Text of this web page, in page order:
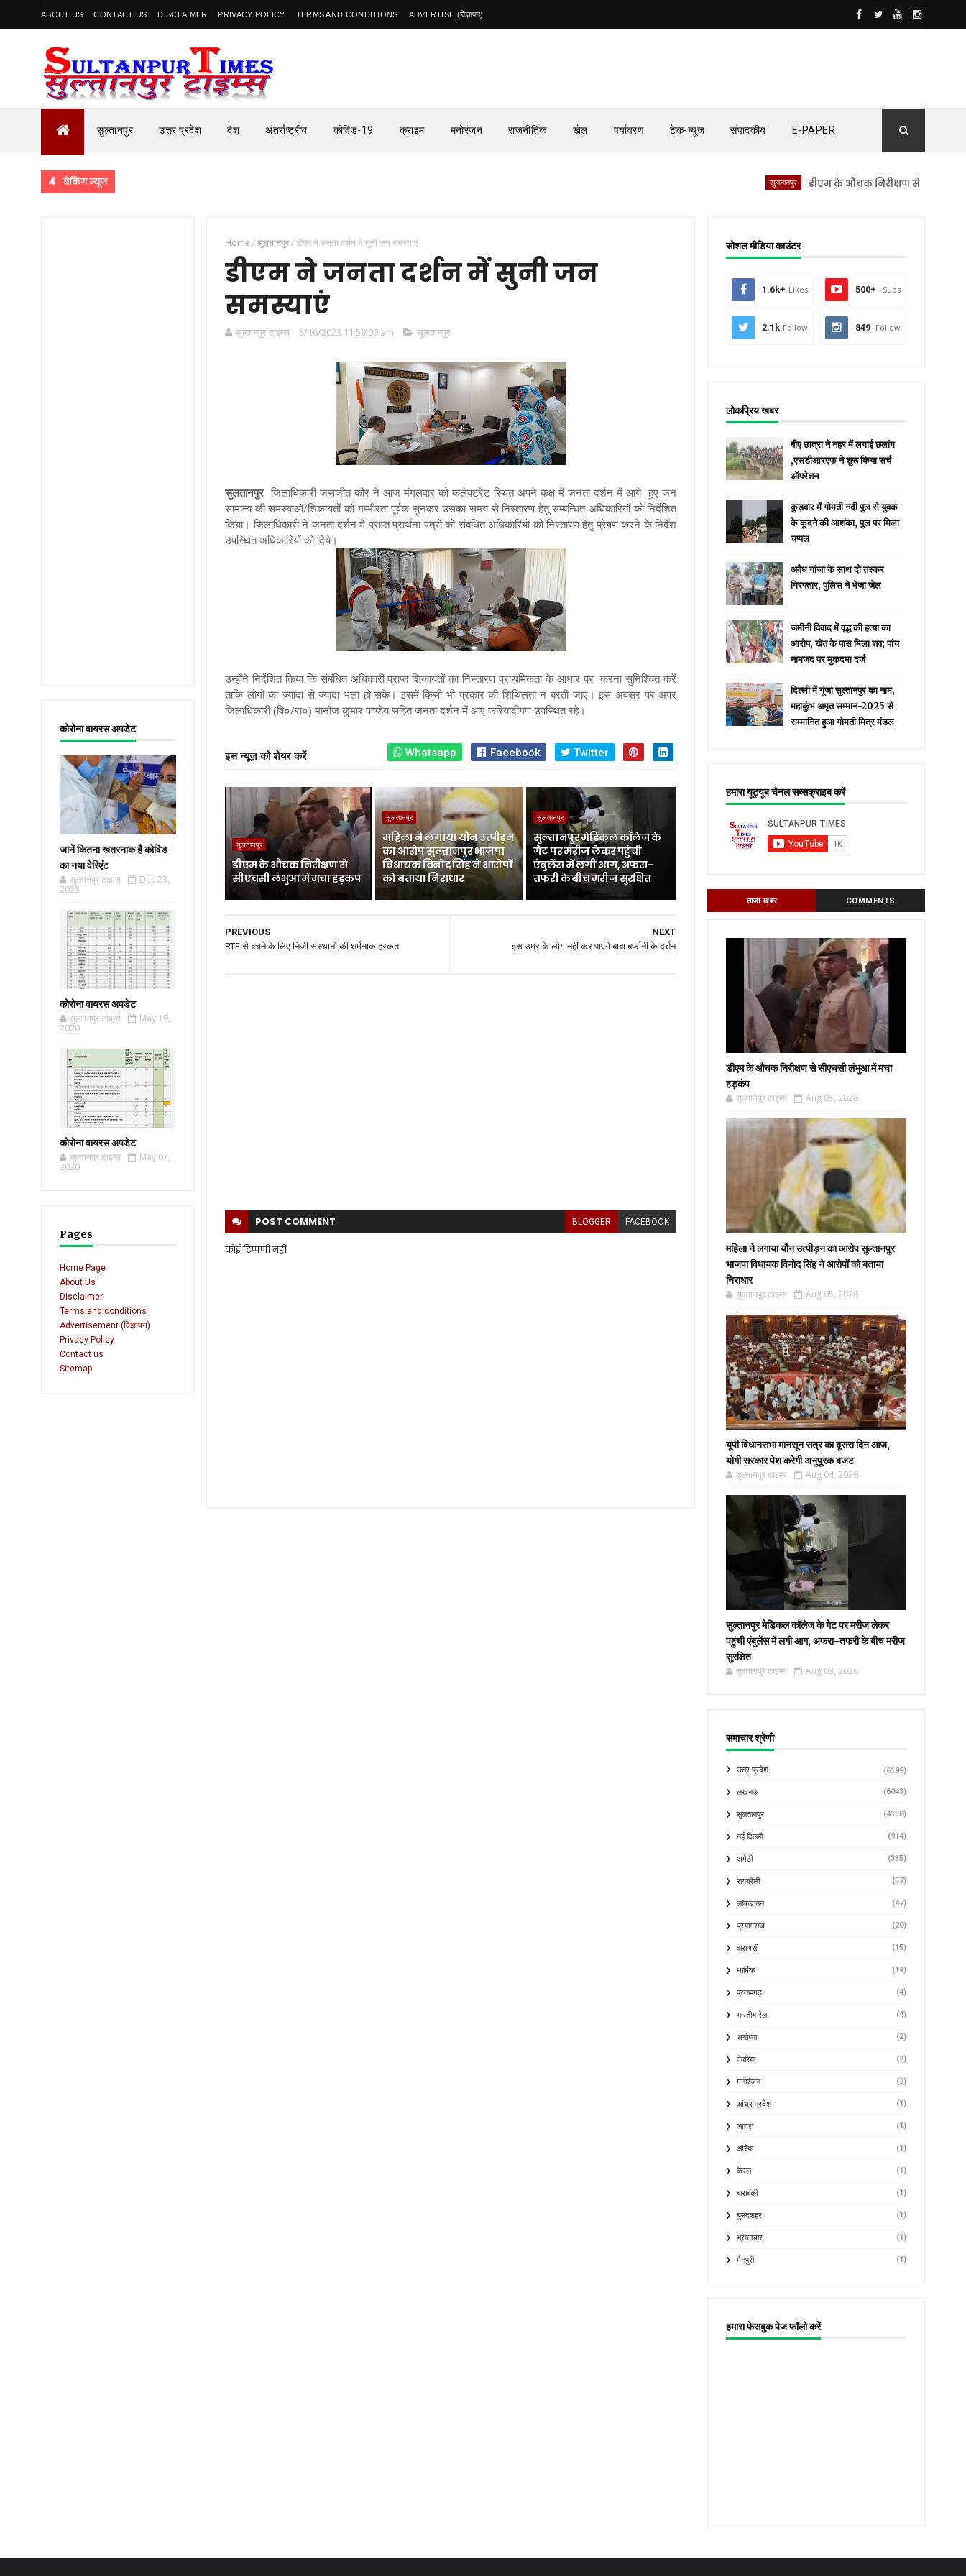
ABOUT US CONTACT US DISCLAIMER PRIVACY POLICY TERMS AND CONDITIONS ADVERTISE (विज्ञापन)
सुल्तानपुर उत्तर प्रदेश देश अंतर्राष्ट्रीय कोविड-19 क्राइम मनोरंजन राजनीतिक खेल पर्यावरण टेक-न्यूज संपादकीय E-PAPER
ब्रेकिंग न्यूज डीएम के औचक निरीक्षण से सीएचसी लंभुआ में
कोरोना वायरस अपडेट
जानें कितना खतरनाक है कोविड
का नया वेरिएंट
सुल्तानपुर टाइम्स
Dec 23,
2023
कोरोना वायरस अपडेट
सुल्तानपुर टाइम्स
May 19,
2020
कोरोना वायरस अपडेट
सुल्तानपुर टाइम्स
May 07,
2020
Pages
Home Page
About Us
Disclaimer
Terms and conditions
Advertisement (विज्ञापन)
Privacy Policy
Contact us
Sitemap
Home /सुलतानपुर/डीएम ने जनता दर्शन में सुनी जन समस्याएं
डीएम ने जनता दर्शन में सुनी जन
समस्याएं
सुल्तानपुर टाइम्स 5/16/2023 11:59:00 am सुलतानपुर
सुलतानपुरजिलाधिकारी जसजीत कौर ने आज मंगलवार को कलेक्ट्रेट स्थित अपने कक्ष में जनता दर्शन में आये हुए जन
सामान्य की समस्याओं/शिकायतों को गम्भीरता पूर्वक सुनकर उसका समय से निस्तारण हेतु सम्बन्धित अधिकारियों को निर्देशित
किया। जिलाधिकारी ने जनता दर्शन में प्राप्त प्रार्थना पत्रो को संबंधित अधिकारियों को निस्तारण हेतु प्रेषण करने के निर्देश
उपस्थित अधिकारियों को दिये।
उन्होंने निर्देशित किया कि संबंधित अधिकारी प्राप्त शिकायतों का निस्तारण प्राथमिकता के आधार पर करना सुनिश्चित करें
ताकि लोगों का ज्यादा से ज्यादा भला हो सके। इसमें किसी भी प्रकार की शिथिलता न बरती जाए। इस अवसर पर अपर
जिलाधिकारी (वि०/रा०) मानोज कुमार पाण्डेय सहित जनता दर्शन में आए फरियादीगण उपस्थित रहे।
इस न्यूज़ को शेयर करें Whatsapp Facebook Twitter
सुलतानपुर
डीएम के औचक निरीक्षण से
सीएचसी लंभुआ में मचा हड़कंप
सुलतानपुर
महिला ने लगाया यौन उत्पीड़न
का आरोप सुल्तानपुर भाजपा
विधायक विनोद सिंह ने आरोपों
को बताया निराधार
सुलतानपुर
सुल्तानपुर मेडिकल कॉलेज के
गेट पर मरीज लेकर पहुंची
एंबुलेंस में लगी आग, अफरा-
तफरी के बीच मरीज सुरक्षित
NEXT
इस उम्र के लोग नहीं कर पाएंगे बाबा बर्फानी के दर्शन
PREVIOUS
RTE से बचने के लिए निजी संस्थानों की शर्मनाक हरकत
POST COMMENT BLOGGER FACEBOOK
कोई टिप्पणी नहीं
सोशल मीडिया काउंटर
1.6k+ Likes 500+ Subs
2.1k Follow 849 Follow
लोकप्रिय खबर
बीए छात्रा ने नहर में लगाई छलांग
,एसडीआरएफ ने शुरू किया सर्च
ऑपरेशन
कुड़वार में गोमती नदी पुल से युवक
के कूदने की आशंका, पुल पर मिला
चप्पल
अवैध गांजा के साथ दो तस्कर
गिरफ्तार, पुलिस ने भेजा जेल
जमीनी विवाद में वृद्ध की हत्या का
आरोप, खेत के पास मिला शव; पांच
नामजद पर मुकदमा दर्ज
दिल्ली में गूंजा सुल्तानपुर का नाम,
महाकुंभ अमृत सम्मान-2025 से
सम्मानित हुआ गोमती मित्र मंडल
हमारा यूट्यूब चैनल सब्सक्राइब करें
ताजा खबर COMMENTS
डीएम के औचक निरीक्षण से सीएचसी लंभुआ में मचा
हड़कंप
सुल्तानपुर टाइम्स Aug 05, 2026
महिला ने लगाया यौन उत्पीड़न का आरोप सुल्तानपुर
भाजपा विधायक विनोद सिंह ने आरोपों को बताया
निराधार
सुल्तानपुर टाइम्स Aug 05, 2026
यूपी विधानसभा मानसून सत्र का दूसरा दिन आज,
योगी सरकार पेश करेगी अनुपूरक बजट
सुल्तानपुर टाइम्स Aug 04, 2026
सुल्तानपुर मेडिकल कॉलेज के गेट पर मरीज लेकर
पहुंची एंबुलेंस में लगी आग, अफरा-तफरी के बीच मरीज
सुरक्षित
सुल्तानपुर टाइम्स Aug 03, 2026
समाचार श्रेणी
उत्तर प्रदेश (6199)
लखनऊ (6043)
सुलतानपुर (4158)
नई दिल्ली (914)
अमेठी (335)
रायबरेली (57)
लॉकडाउन (47)
प्रयागराज (20)
वाराणसी (15)
धार्मिक (14)
प्रतापगढ़ (4)
भारतीय रेल (4)
अयोध्या (2)
देवरिया (2)
मनोरंजन (2)
आंध्र प्रदेश (1)
आगरा (1)
औरैया (1)
केरल (1)
बाराबंकी (1)
बुलंदशहर (1)
भ्रष्टाचार (1)
मैनपुरी (1)
हमारा फेसबुक पेज फॉलो करें